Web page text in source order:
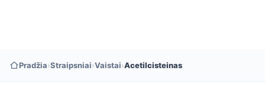
Pradžia›Straipsniai›Vaistai›Acetilcisteinas